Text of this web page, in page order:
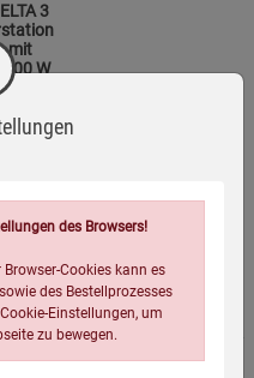
3
mit
W
€
& Garten
des Browsers!
Cookies kann es
des Bestellprozesses
Einstellungen, um
zu bewegen.